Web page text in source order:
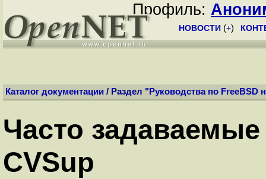
Профиль:
НОВОСТИ (+)
Каталог документации / Раздел " Руководства по FreeBSD
Часто
CVSup